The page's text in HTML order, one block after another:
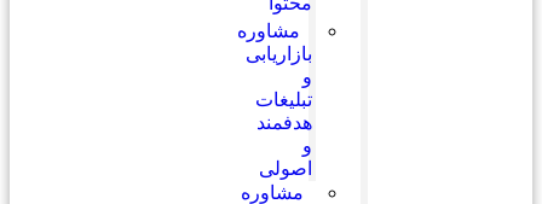
مشاوره
بازاریابی
و
تبلیغات
هدفمند
و
اصولی
مشاوره